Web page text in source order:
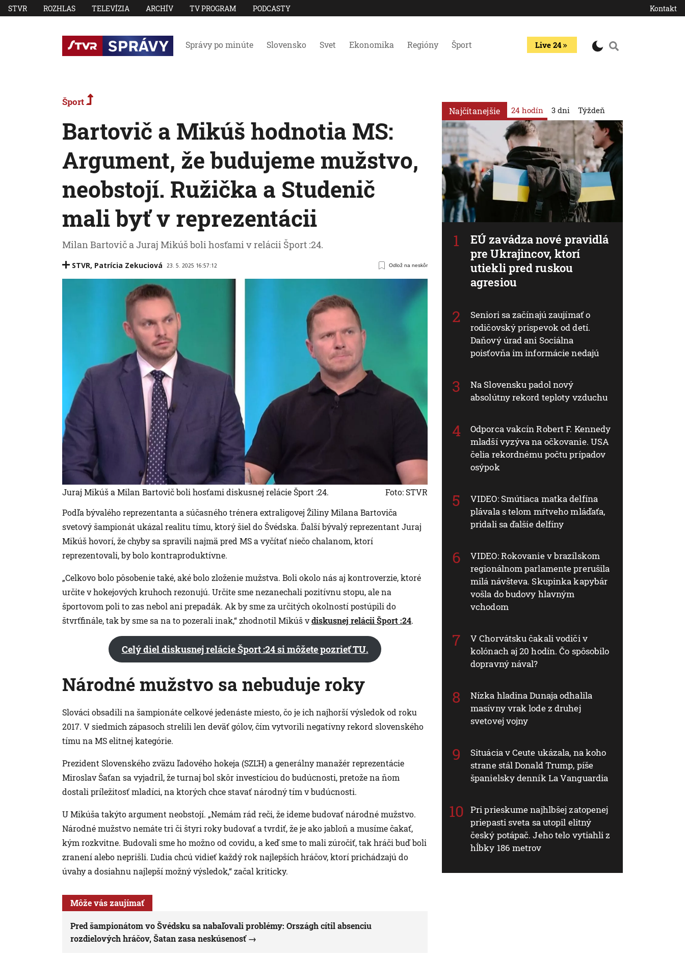
STVR ROZHLAS TELEVÍZIA ARCHÍV TV PROGRAM PODCASTY Kontakt
Správy po minúte Slovensko Svet Ekonomika Regióny Šport Live 24
Šport
Bartovič a Mikúš hodnotia MS:
Argument, že budujeme mužstvo,
neobstojí. Ružička a Studenič
mali byť v reprezentácii
Milan Bartovič a Juraj Mikúš boli hosťami v relácii Šport :24.
STVR, Patrícia Zekuciová 23. 5. 2025 16:57:12 Odlož na neskôr
Juraj Mikúš a Milan Bartovič boli hosťami diskusnej relácie Šport :24.
Foto: STVR
Podľa bývalého reprezentanta a súčasného trénera extraligovej Žiliny Milana Bartoviča
svetový šampionát ukázal realitu tímu, ktorý šiel do Švédska. Ďalší bývalý reprezentant Juraj
Mikúš hovorí, že chyby sa spravili najmä pred MS a vyčítať niečo chalanom, ktorí
reprezentovali, by bolo kontraproduktívne.
„Celkovo bolo pôsobenie také, aké bolo zloženie mužstva. Boli okolo nás aj kontroverzie, ktoré
určite v hokejových kruhoch rezonujú. Určite sme nezanechali pozitívnu stopu, ale na
športovom poli to zas nebol ani prepadák. Ak by sme za určitých okolností postúpili do
štvrťfinále, tak by sme sa na to pozerali inak,“ zhodnotil Mikúš vdiskusnej relácii Šport :24.
Celý diel diskusnej relácie Šport :24 si môžete pozrieť TU.
Národné mužstvo sa nebuduje roky
Slováci obsadili na šampionáte celkové jedenáste miesto, čo je ich najhorší výsledok od roku
2017. V siedmich zápasoch strelili len deväť gólov, čím vytvorili negatívny rekord slovenského
tímu na MS elitnej kategórie.
Prezident Slovenského zväzu ľadového hokeja (SZĽH) a generálny manažér reprezentácie
Miroslav Šaťan sa vyjadril, že turnaj bol skôr investíciou do budúcnosti, pretože na ňom
dostali príležitosť mladíci, na ktorých chce stavať národný tím v budúcnosti.
U Mikúša takýto argument neobstojí. „Nemám rád reči, že ideme budovať národné mužstvo.
Národné mužstvo nemáte tri či štyri roky budovať a tvrdiť, že je ako jabloň a musíme čakať,
kým rozkvitne. Budovali sme ho možno od covidu, a keď sme to mali zúročiť, tak hráči buď boli
zranení alebo neprišli. Ľudia chcú vidieť každý rok najlepších hráčov, ktorí prichádzajú do
úvahy a dosiahnu najlepší možný výsledok,“ začal kriticky.
Môže vás zaujímať
Pred šampionátom vo Švédsku sa nabaľovali problémy: Országh cítil absenciu
rozdielových hráčov, Šatan zasa neskúsenosť
Najčítanejšie 24 hodín
EÚ zavádza nové pravidlá
pre Ukrajincov, ktorí
utiekli pred ruskou
agresiou
Seniori sa začínajú zaujímať o
rodičovský príspevok od detí.
Daňový úrad ani Sociálna
poisťovňa im informácie nedajú
Na Slovensku padol nový
absolútny rekord teploty vzduchu
Odporca vakcín Robert F. Kennedy
mladší vyzýva na očkovanie. USA
čelia rekordnému počtu prípadov
osýpok
VIDEO: Smútiaca matka delfína
plávala s telom mŕtveho mláďaťa,
pridali sa ďalšie delfíny
VIDEO: Rokovanie v brazílskom
regionálnom parlamente prerušila
milá návšteva. Skupinka kapybár
vošla do budovy hlavným
vchodom
V Chorvátsku čakali vodiči v
kolónach aj 20 hodín. Čo spôsobilo
dopravný nával?
Nízka hladina Dunaja odhalila
masívny vrak lode z druhej
svetovej vojny
Situácia v Ceute ukázala, na koho
strane stál Donald Trump, píše
španielsky denník La Vanguardia
Pri prieskume najhlbšej zatopenej
priepasti sveta sa utopil elitný
český potápač. Jeho telo vytiahli z
hĺbky 186 metrov
3 dni Týždeň